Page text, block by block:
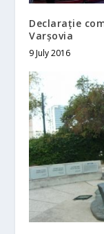
Declarație
Varșovia
9 July 2016